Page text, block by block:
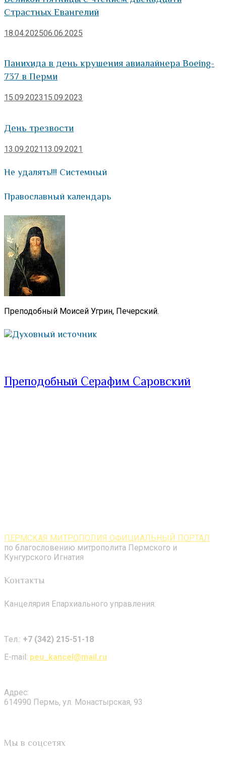
Страстных Евангелий
18.04.202506.06.2025
Панихида в день крушения авиалайнера Boeing-
737 в Перми
15.09.202315.09.2023
День трезвости
13.09.2021 13.09.2021
Не удалять!!! Системный
Православный календарь
Преподобный Моисей Угрин, Печерский.
Духовный источник
Преподобный Серафим Саровский
ПЕРМСКАЯ МИТРОПОЛИЯ ОФИЦИАЛЬНЫЙ ПОРТАЛ
по благословению митрополита Пермского и
Кунгурского Игнатия
Контакты
Канцелярия Епархиального управления:
Tел.: +7 (342) 215-51-18
E-mail: peu_kancel@mail.ru
Адрес:
614990 Пермь, ул. Монастырская, 93
Мы в соцсетях